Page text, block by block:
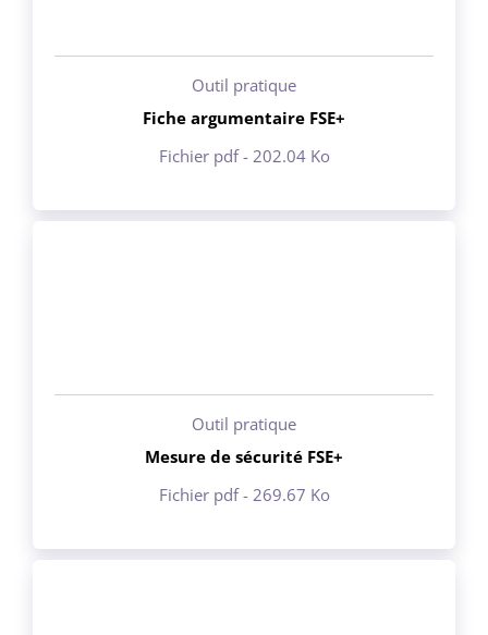
Outil pratique
Fiche argumentaire FSE+
Fichier pdf - 202.04 Ko
Outil pratique
Mesure de sécurité FSE+
Fichier pdf - 269.67 Ko